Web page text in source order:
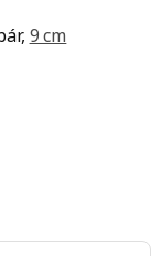
9 cm